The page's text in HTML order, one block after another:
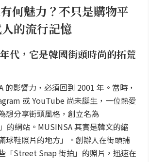
何魅力？不只是購物平
的流行記憶
代，它是韓國街頭時尚的拓荒
的影響力，必須回到 2001 年。當時，
或 YouTube 尚未誕生，一位熱愛
想分享街頭風格，創立名為
的網站。MUSINSA 其實是韓文的縮
球鞋照片的地方」。創辦人在街頭捕
「Street Snap 街拍」的照片，迅速在